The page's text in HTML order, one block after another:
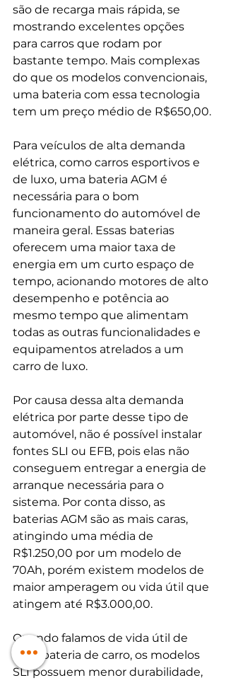
são de recarga mais rápida, se
mostrando excelentes opções
para carros que rodam por
bastante tempo. Mais complexas
do que os modelos convencionais,
uma bateria com essa tecnologia
tem um preço médio de R$650,00.
Para veículos de alta demanda
elétrica, como carros esportivos e
de luxo, uma bateria AGM é
necessária para o bom
funcionamento do automóvel de
maneira geral. Essas baterias
oferecem uma maior taxa de
energia em um curto espaço de
tempo, acionando motores de alto
desempenho e potência ao
mesmo tempo que alimentam
todas as outras funcionalidades e
equipamentos atrelados a um
carro de luxo.
Por causa dessa alta demanda
elétrica por parte desse tipo de
automóvel, não é possível instalar
fontes SLI ou EFB, pois elas não
conseguem entregar a energia de
arranque necessária para o
sistema. Por conta disso, as
baterias AGM são as mais caras,
atingindo uma média de
R$1.250,00 por um modelo de
70Ah, porém existem modelos de
maior amperagem ou vida útil que
atingem até R$3.000,00.
Quando falamos de vida útil de
uma bateria de carro, os modelos
SLI possuem menor durabilidade,